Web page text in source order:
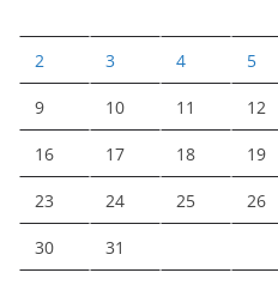
2 3 4 5
9 10 11 12
16 17 18 19
23 24 25 26
30 31